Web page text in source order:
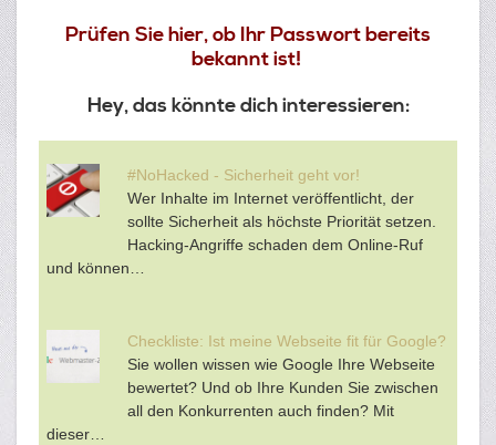
Prüfen Sie hier, ob Ihr Passwort bereits
bekannt ist!
Hey, das könnte dich interessieren:
#NoHacked - Sicherheit geht vor!
Wer Inhalte im Internet veröffentlicht, der
sollte Sicherheit als höchste Priorität setzen.
Hacking-Angriffe schaden dem Online-Ruf
und können…
Checkliste: Ist meine Webseite fit für Google?
Sie wollen wissen wie Google Ihre Webseite
bewertet? Und ob Ihre Kunden Sie zwischen
all den Konkurrenten auch finden? Mit
dieser…